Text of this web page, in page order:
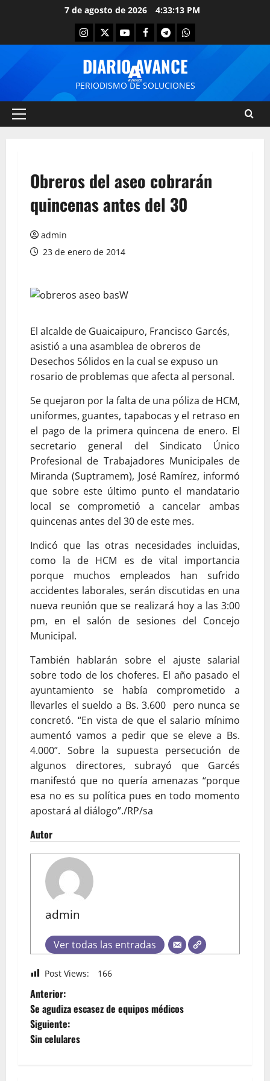
7 de agosto de 2026 4:33:13 PM
DIARIO AVANCE
PERIODISMO DE SOLUCIONES
Obreros del aseo cobrarán
quincenas antes del 30
admin
23 de enero de 2014
El alcalde de Guaicaipuro, Francisco Garcés,
asistió a una asamblea de obreros de
Desechos Sólidos en la cual se expuso un
rosario de problemas que afecta al personal.
Se quejaron por la falta de una póliza de HCM,
uniformes, guantes, tapabocas y el retraso en
el pago de la primera quincena de enero. El
secretario general del Sindicato Único
Profesional de Trabajadores Municipales de
Miranda (Suptramem), José Ramírez, informó
que sobre este último punto el mandatario
local se comprometió a cancelar ambas
quincenas antes del 30 de este mes.
Indicó que las otras necesidades incluidas,
como la de HCM es de vital importancia
porque muchos empleados han sufrido
accidentes laborales, serán discutidas en una
nueva reunión que se realizará hoy a las 3:00
pm, en el salón de sesiones del Concejo
Municipal.
También hablarán sobre el ajuste salarial
sobre todo de los choferes. El año pasado el
ayuntamiento se había comprometido a
llevarles el sueldo a Bs. 3.600 pero nunca se
concretó. “En vista de que el salario mínimo
aumentó vamos a pedir que se eleve a Bs.
4.000”. Sobre la supuesta persecución de
algunos directores, subrayó que Garcés
manifestó que no quería amenazas “porque
esa no es su política pues en todo momento
apostará al diálogo”./RP/sa
Autor
admin
Ver todas las entradas
Post Views: 166
Anterior:
Se agudiza escasez de equipos médicos
Siguiente:
Sin celulares